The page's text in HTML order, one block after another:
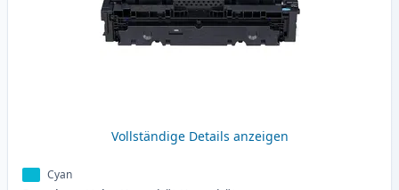
Vollständige Details anzeigen
Cyan